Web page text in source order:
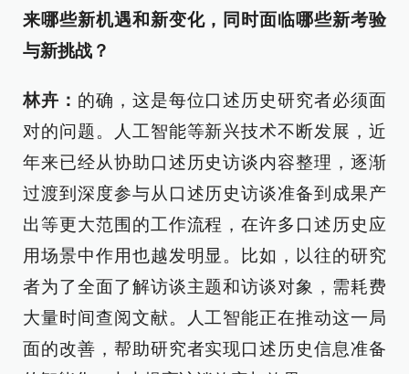
来哪些新机遇和新变化，同时面临哪些新考验
与新挑战？
林卉： 的确，这是每位口述历史研究者必须面
对的问题。人工智能等新兴技术不断发展，近
年来已经从协助口述历史访谈内容整理，逐渐
过渡到深度参与从口述历史访谈准备到成果产
出等更大范围的工作流程，在许多口述历史应
用场景中作用也越发明显。比如，以往的研究
者为了全面了解访谈主题和访谈对象，需耗费
大量时间查阅文献。人工智能正在推动这一局
面的改善，帮助研究者实现口述历史信息准备